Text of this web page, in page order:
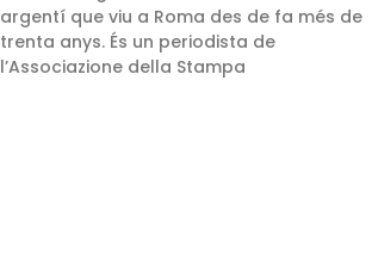
argentí que viu a Roma des de fa més de
trenta anys. És un periodista de
l’Associazione della Stampa